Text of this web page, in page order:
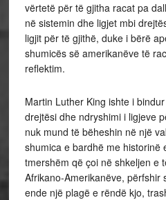
vërtetë për të gjitha racat pa
në sistemin dhe ligjet mbi
ligjit për të gjithë, duke i bërë
shumicës së amerikanëve të
reflektim.
Martin Luther King ishte i
drejtësi dhe ndryshimi i ligjeve
nuk mund të bëheshin në një
shumica e bardhë me historinë
tmershëm që çoi në shkeljen e
Afrikano-Amerikanëve, përfshir
ende një plagë e rëndë kjo,